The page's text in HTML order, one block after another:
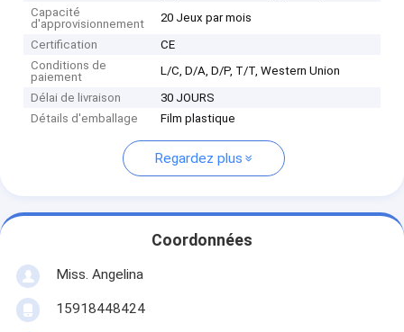
Capacité
d'approvisionnement
20 Jeux par mois
Certification
CE
Conditions de
paiement
L/C, D/A, D/P, T/T, Western Union
Délai de livraison
30 JOURS
Détails d'emballage
Film plastique
Regardez plus
Coordonnées
Miss. Angelina
15918448424